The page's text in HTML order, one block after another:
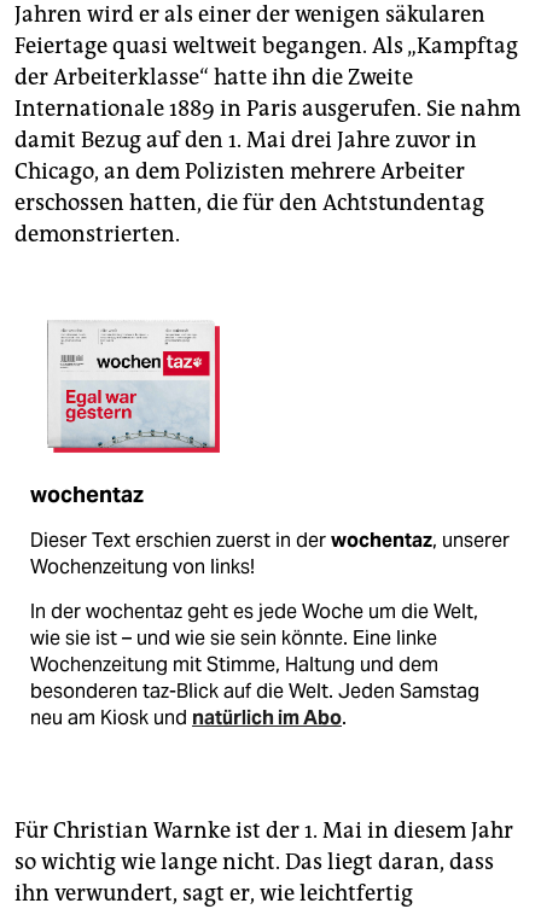
Jahren wird er als einer der wenigen säkularen
Feiertage quasi weltweit begangen. Als „Kampftag
der Arbeiterklasse“ hatte ihn die Zweite
Internationale 1889 in Paris ausgerufen. Sie nahm
damit Bezug auf den 1. Mai drei Jahre zuvor in
Chicago, an dem Polizisten mehrere Arbeiter
erschossen hatten, die für den Achtstundentag
demonstrierten.
wochentaz
Dieser Text erschien zuerst in derwochentaz, unserer
Wochenzeitung von links!
In der wochentaz geht es jede Woche um die Welt,
wie sie ist – und wie sie sein könnte. Eine linke
Wochenzeitung mit Stimme, Haltung und dem
besonderen taz-Blick auf die Welt. Jeden Samstag
neu am Kiosk und natürlich im Abo.
Für Christian Warnke ist der 1. Mai in diesem Jahr
so wichtig wie lange nicht. Das liegt daran, dass
ihn verwundert, sagt er, wie leichtfertig